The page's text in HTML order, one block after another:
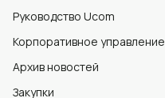
Руководство Ucom
Корпоративное управление
Архив новостей
Закупки